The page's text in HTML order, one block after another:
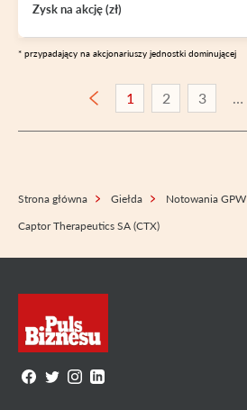
Zysk na akcję (zł)
* przypadający na akcjonariuszy jednostki dominującej
1 2 3
Strona główna Giełda
Notowania GPW
Captor Therapeutics SA (CTX)